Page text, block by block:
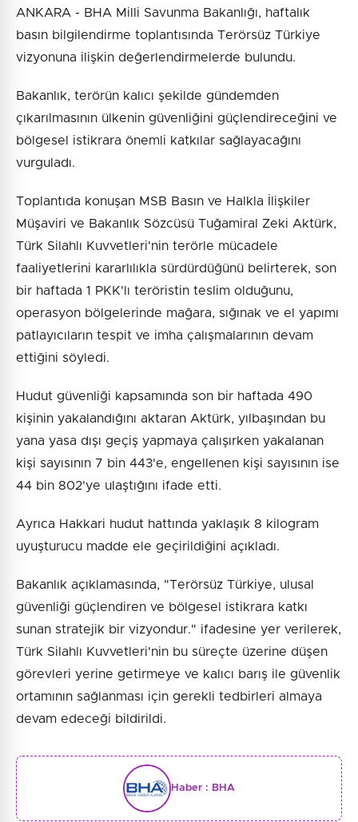
ANKARA - BHA Milli Savunma Bakanlığı, haftalık
basın bilgilendirme toplantısında Terörsüz Türkiye
vizyonuna ilişkin değerlendirmelerde bulundu.
Bakanlık, terörün kalıcı şekilde gündemden
çıkarılmasının ülkenin güvenliğini güçlendireceğini ve
bölgesel istikrara önemli katkılar sağlayacağını
vurguladı.
Toplantıda konuşan MSB Basın ve Halkla İlişkiler
Müşaviri ve Bakanlık Sözcüsü Tuğamiral Zeki Aktürk,
Türk Silahlı Kuvvetleri'nin terörle mücadele
faaliyetlerini kararlılıkla sürdürdüğünü belirterek, son
bir haftada 1 PKK'lı teröristin teslim olduğunu,
operasyon bölgelerinde mağara, sığınak ve el yapımı
patlayıcıların tespit ve imha çalışmalarının devam
ettiğini söyledi.
Hudut güvenliği kapsamında son bir haftada 490
kişinin yakalandığını aktaran Aktürk, yılbaşından bu
yana yasa dışı geçiş yapmaya çalışırken yakalanan
kişi sayısının 7 bin 443'e, engellenen kişi sayısının ise
44 bin 802'ye ulaştığını ifade etti.
Ayrıca Hakkari hudut hattında yaklaşık 8 kilogram
uyuşturucu madde ele geçirildiğini açıkladı.
Bakanlık açıklamasında, "Terörsüz Türkiye, ulusal
güvenliği güçlendiren ve bölgesel istikrara katkı
sunan stratejik bir vizyondur." ifadesine yer verilerek,
Türk Silahlı Kuvvetleri'nin bu süreçte üzerine düşen
görevleri yerine getirmeye ve kalıcı barış ile güvenlik
ortamının sağlanması için gerekli tedbirleri almaya
devam edeceği bildirildi.
Haber : BHA